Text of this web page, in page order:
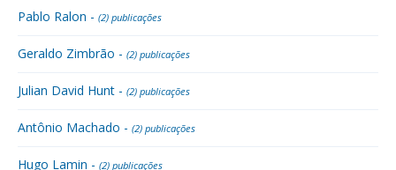
Pablo Ralon - (2) publicações
Geraldo Zimbrão - (2) publicações
Julian David Hunt - (2) publicações
Antônio Machado - (2) publicações
Hugo Lamin - (2) publicações